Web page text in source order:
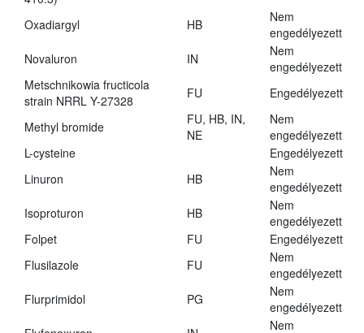
Oxadiargyl HB
Nem
engedélyezett
Novaluron
IN
Nem
engedélyezett
Metschnikowia fructicola
strain NRRL Y-27328
FU Engedélyezett
Methyl bromide
FU, HB, IN,
NE
Nem
engedélyezett
L-cysteine
Engedélyezett
Linuron
HB
Nem
engedélyezett
Isoproturon
HB
Nem
engedélyezett
Folpet
FU
Engedélyezett
Flusilazole
FU
Nem
engedélyezett
Flurprimidol
PG
Nem
engedélyezett
Nem